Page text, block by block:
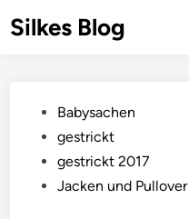
toSilkes Blog
PostedBabysachen
gestrickt
gestrickt 2017
Jacken und Pullover